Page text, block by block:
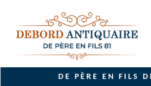
DE PÈRE EN FILS